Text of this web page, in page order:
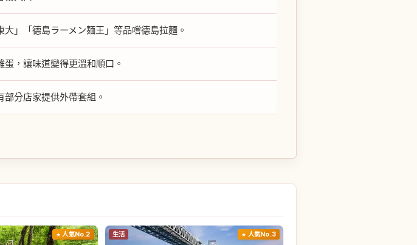
」「德島ラーメン麺王」等品嚐德島拉麵。
，讓味道變得更溫和順口。
分店家提供外帶套組。
人氣No.2 生活 人氣No.3